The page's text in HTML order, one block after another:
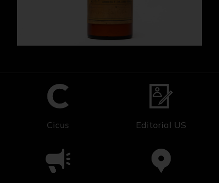
Cicus Editorial US